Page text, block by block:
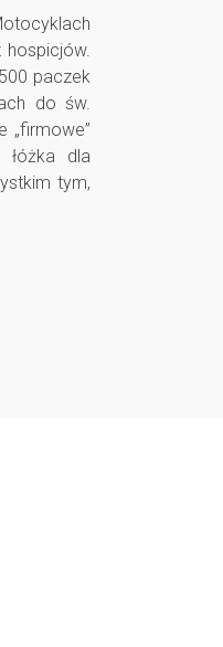
paczek
do św.
„firmowe”
łóżka dla
tym,